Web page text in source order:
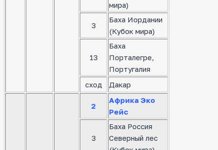
мира)
3
Баха Иордании
(Кубок мира)
13
Баха
Порталегре,
Португалия
сход
Дакар
2
Африка Эко
Рейс
3
Баха Россия
Северный лес